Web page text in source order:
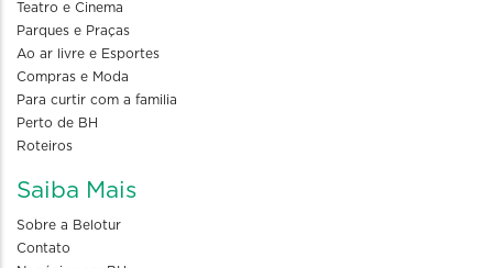
Teatro e Cinema
Parques e Praças
Ao ar livre e Esportes
Compras e Moda
Para curtir com a familia
Perto de BH
Roteiros
Saiba Mais
Sobre a Belotur
Contato